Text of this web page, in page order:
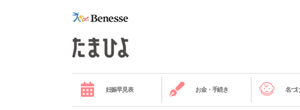
妊娠早見表 お金・手続き 名づ